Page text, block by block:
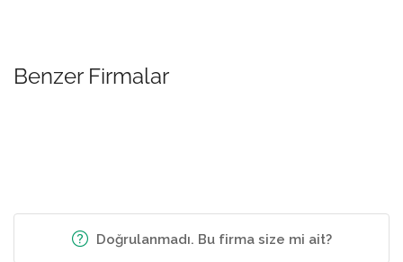
Benzer Firmalar
Doğrulanmadı. Bu firma size mi ait?